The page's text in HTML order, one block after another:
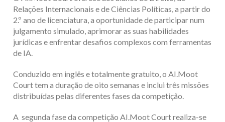
Relações Internacionais e de Ciências Políticas, a partir do
2.º ano de licenciatura, a oportunidade de participar num
julgamento simulado, aprimorar as suas habilidades
jurídicas e enfrentar desafios complexos com ferramentas
de IA.
Conduzido em inglês e totalmente gratuito, o AI.Moot
Court tem a duração de oito semanas e inclui três missões
distribuídas pelas diferentes fases da competição.
A segunda fase da competição AI.Moot Court realiza-se